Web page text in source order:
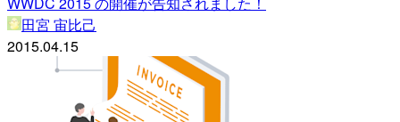
田宮 宙比己
2015.04.15